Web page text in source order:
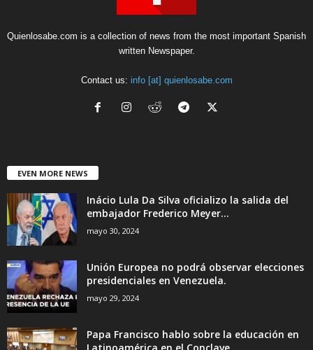
Quienlosabe.com is a collection of news from the most important Spanish
written Newspaper.
Contact us: info [at] quienlosabe.com
EVEN MORE NEWS
Inácio Lula Da Silva oficializo la salida del
embajador Frederico Meyer...
mayo 30, 2024
Unión Europea no podrá observar elecciones
presidenciales en Venezuela.
mayo 29, 2024
Papa Francisco hablo sobre la educación en
Latinoamérica en el Conclave....